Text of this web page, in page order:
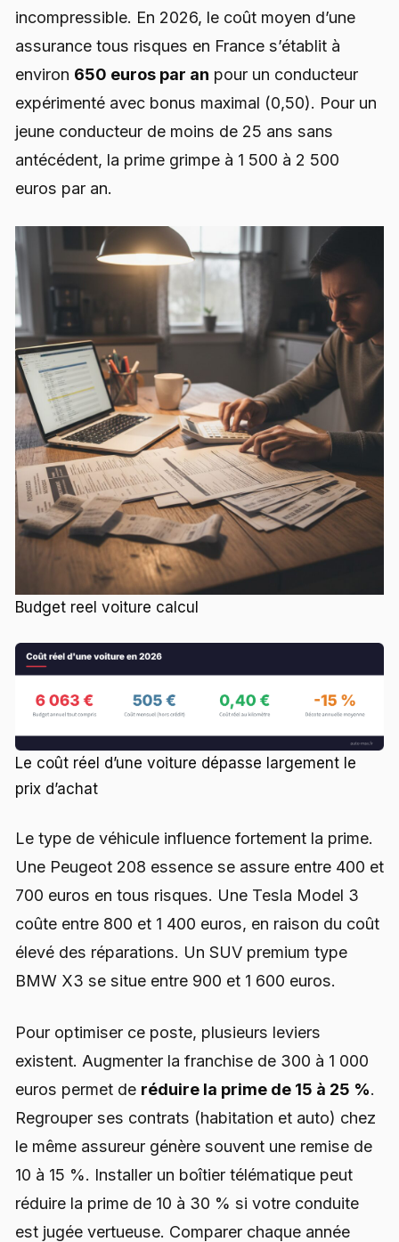
incompressible. En 2026, le coût moyen d’une
assurance tous risques en France s’établit à
environ 650 euros par an pour un conducteur
expérimenté avec bonus maximal (0,50). Pour un
jeune conducteur de moins de 25 ans sans
antécédent, la prime grimpe à 1 500 à 2 500
euros par an.
Budget reel voiture calcul
Le coût réel d’une voiture dépasse largement le
prix d’achat
Le type de véhicule influence fortement la prime.
Une Peugeot 208 essence se assure entre 400 et
700 euros en tous risques. Une Tesla Model 3
coûte entre 800 et 1 400 euros, en raison du coût
élevé des réparations. Un SUV premium type
BMW X3 se situe entre 900 et 1 600 euros.
Pour optimiser ce poste, plusieurs leviers
existent. Augmenter la franchise de 300 à 1 000
euros permet de réduire la prime de 15 à 25 %.
Regrouper ses contrats (habitation et auto) chez
le même assureur génère souvent une remise de
10 à 15 %. Installer un boîtier télématique peut
réduire la prime de 10 à 30 % si votre conduite
est jugée vertueuse. Comparer chaque année